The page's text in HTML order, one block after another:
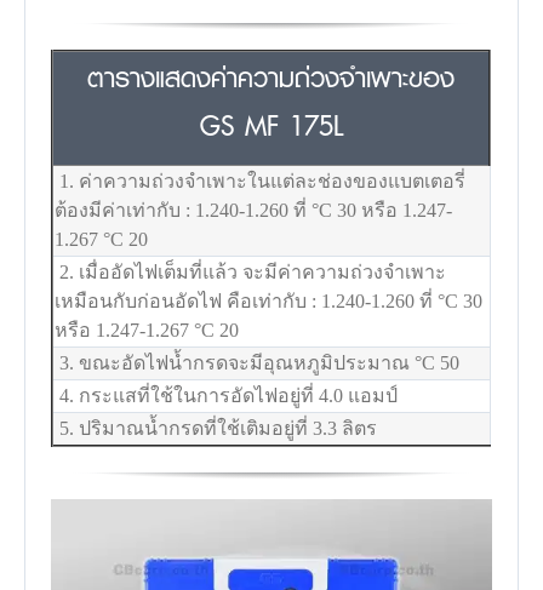
ตารางแสดงค่าความถ่วงจำเพาะของ
GS MF 175L
1. ค่าความถ่วงจำเพาะในแต่ละช่องของแบตเตอรี่
ต้องมีค่าเท่ากับ : 1.240-1.260 ที่ °C 30 หรือ 1.247-
1.267 °C 20
2. เมื่ออัดไฟเต็มที่แล้ว จะมีค่าความถ่วงจำเพาะ
เหมือนกับก่อนอัดไฟ คือเท่ากับ : 1.240-1.260 ที่ °C 30
หรือ 1.247-1.267 °C 20
3. ขณะอัดไฟน้ำกรดจะมีอุณหภูมิประมาณ °C 50
4. กระแสที่ใช้ในการอัดไฟอยู่ที่ 4.0 แอมป์
5. ปริมาณน้ำกรดที่ใช้เติมอยู่ที่ 3.3 ลิตร